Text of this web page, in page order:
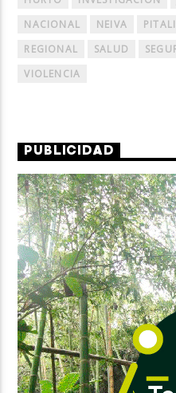
NACIONAL
NEIVA
REGIONAL
SALUD
VIOLENCIA
PUBLICIDAD